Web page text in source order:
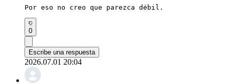
Por eso no creo que parezca débil.
0
Escribe una respuesta
2026.07.01 20:04